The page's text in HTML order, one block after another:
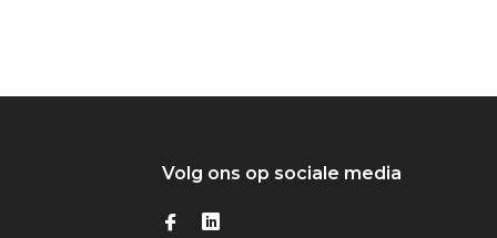
Volg ons op sociale media